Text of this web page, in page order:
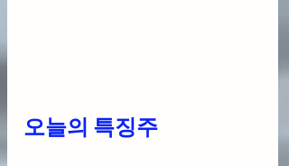
오늘의 특징주